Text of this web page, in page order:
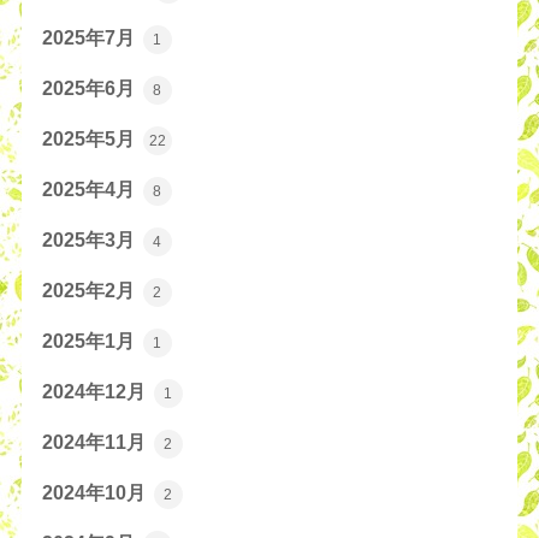
2025年7月 1
2025年6月 8
2025年5月 22
2025年4月 8
2025年3月 4
2025年2月 2
2025年1月 1
2024年12月 1
2024年11月 2
2024年10月 2